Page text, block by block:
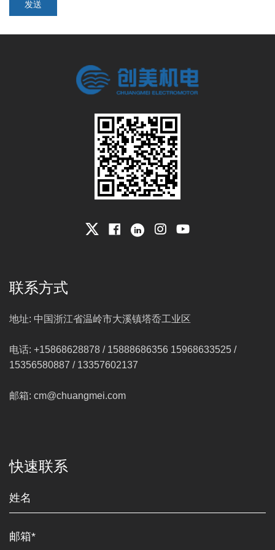
联系方式
地址: 中国浙江省温岭市大溪镇塔岙工业区
电话: +15868628878 / 15888686356 15968633525 /
15356580887 / 13357602137
邮箱: cm@chuangmei.com
快速联系